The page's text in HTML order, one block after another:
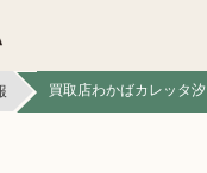
買取店わかばカレッタ